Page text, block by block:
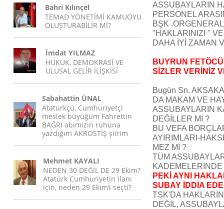
Bahri Kılınçel
TEMAD YÖNETİMİ KAMUOYU
OLUŞTURABİLİR Mİ?
İmdat YILMAZ
HUKUK, DEMOKRASİ VE
ULUSAL GELİR İLİŞKİSİ
Sabahattin ÜNAL
Atatürkçü, Cumhuriyetçi
meslek büyüğüm Fahrettin
BAĞRI abimizin ruhuna
yazdığım AKROSTİŞ şiirim
Mehmet KAYALI
NEDEN 30 DEĞİL DE 29 Ekim?
Atatürk Cumhuriyetin ilanı
için, neden 29 Ekim’i seçti?
ASSUBAYLARIN
PERSONEL
BŞK
"HAKLARINIZI "
DAHA İYİ ZAMAN
BUYRUN
SİZLER VERİNİZ
Bugün Sn.
DA MAKAM VE
ASSUBAYLARIN
DEĞİLLER Mİ ?
BU VEFA
AYIRIMLARI-
MEZ Mİ ?
TÜM
PEKİ AYNI
SUBAY İDDİA
TSK'DA
DEĞİL,